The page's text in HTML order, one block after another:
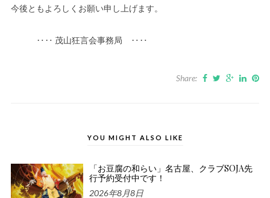
今後ともよろしくお願い申し上げます。
‥‥ 茂山狂言会事務局 ‥‥
Share:
YOU MIGHT ALSO LIKE
「お豆腐の和らい」名古屋、クラブSOJA先
行予約受付中です！
2026年8月8日